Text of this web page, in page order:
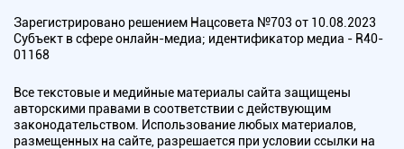
Зарегистрировано решением Нацсовета №703 от 10.08.2023
Субъект в сфере онлайн-медиа; идентификатор медиа - R40-
01168
Все текстовые и медийные материалы сайта защищены
авторскими правами в соответствии с действующим
законодательством. Использование любых материалов,
размещенных на сайте, разрешается при условии ссылки на